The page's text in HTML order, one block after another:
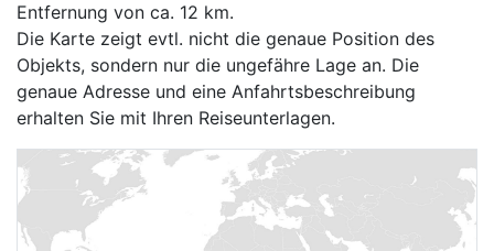
Entfernung von ca. 12 km.
Die Karte zeigt evtl. nicht die genaue Position des
Objekts, sondern nur die ungefähre Lage an. Die
genaue Adresse und eine Anfahrtsbeschreibung
erhalten Sie mit Ihren Reiseunterlagen.